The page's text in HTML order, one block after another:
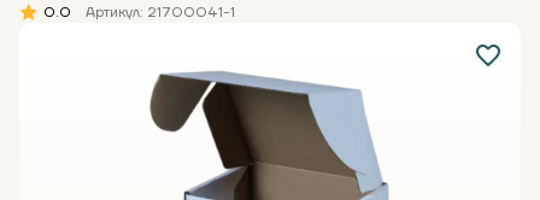
0.0 Артикул: 21700041-1